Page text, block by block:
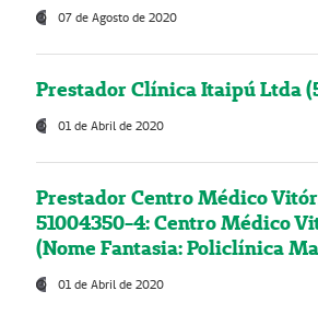
07 de Agosto de 2020
Prestador Clínica Itaipú Ltda
01 de Abril de 2020
Prestador Centro Médico
51004350-4: Centro Médico
(Nome Fantasia: Policlínica
01 de Abril de 2020